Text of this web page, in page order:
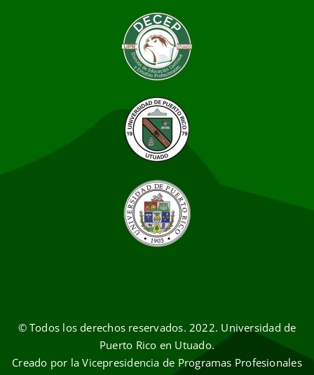
© Todos los derechos reservados. 2022. Universidad de
Puerto Rico en Utuado.
Creado por la Vicepresidencia de Programas Profesionales